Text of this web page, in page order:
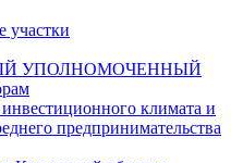
участки
УПОЛНОМОЧЕННЫЙ
климата и
предпринимательства